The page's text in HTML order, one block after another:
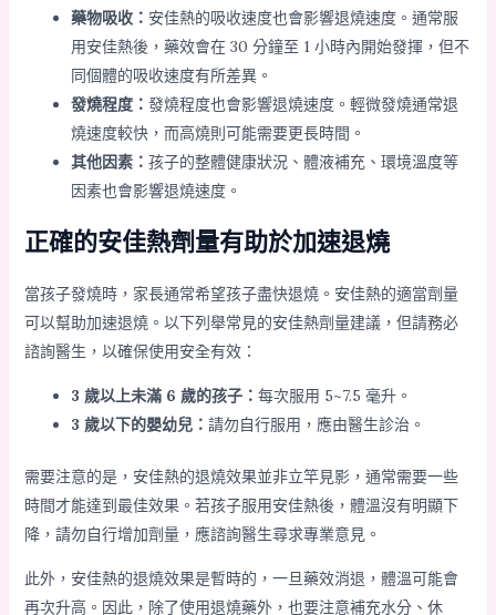
藥物吸收： 安佳熱的吸收速度也會影響退燒速度。通常服
用安佳熱後，藥效會在 30 分鐘至 1 小時內開始發揮，但不
同個體的吸收速度有所差異。
發燒程度： 發燒程度也會影響退燒速度。輕微發燒通常退
燒速度較快，而高燒則可能需要更長時間。
其他因素： 孩子的整體健康狀況、體液補充、環境溫度等
因素也會影響退燒速度。
正確的安佳熱劑量有助於加速退燒
當孩子發燒時，家長通常希望孩子盡快退燒。安佳熱的適當劑量
可以幫助加速退燒。以下列舉常見的安佳熱劑量建議，但請務必
諮詢醫生，以確保使用安全有效：
3 歲以上未滿 6 歲的孩子： 每次服用 5~7.5 毫升。
3 歲以下的嬰幼兒： 請勿自行服用，應由醫生診治。
需要注意的是，安佳熱的退燒效果並非立竿見影，通常需要一些
時間才能達到最佳效果。若孩子服用安佳熱後，體溫沒有明顯下
降，請勿自行增加劑量，應諮詢醫生尋求專業意見。
此外，安佳熱的退燒效果是暫時的，一旦藥效消退，體溫可能會
再次升高。因此，除了使用退燒藥外，也要注意補充水分、休